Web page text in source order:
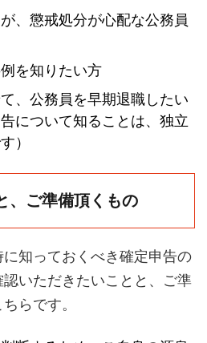
、懲戒処分が心配な公務員
を知りたい方
、公務員を早期退職したい
について知ることは、独立
）
、ご準備頂くもの
に知っておくべき確定申告の
いただきたいことと、ご準
らです。